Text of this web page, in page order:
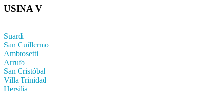
USINA V
Suardi
San Guillermo
Ambrosetti
Arrufo
San Cristóbal
Villa Trinidad
Hersilia